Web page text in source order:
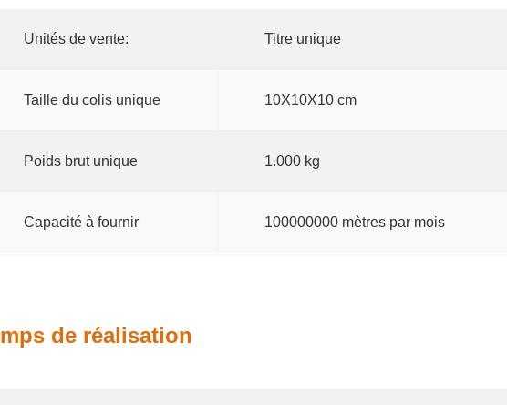
Unités de vente: Titre unique
Taille du colis unique 10X10X10 cm
Poids brut unique 1.000 kg
Capacité à fournir 100000000 mètres par mois
de réalisation